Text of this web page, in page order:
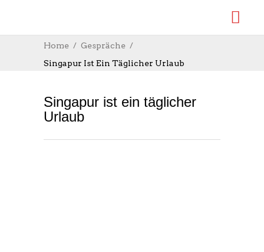
Home
Gespräche
Singapur Ist Ein Täglicher Urlaub
Singapur ist ein täglicher
Urlaub